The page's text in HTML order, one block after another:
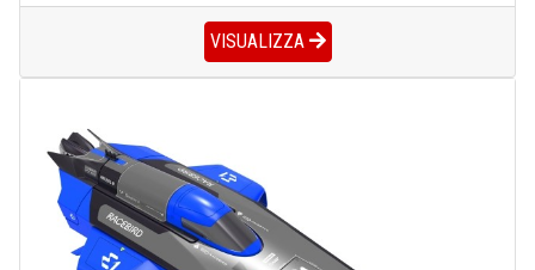
VISUALIZZA